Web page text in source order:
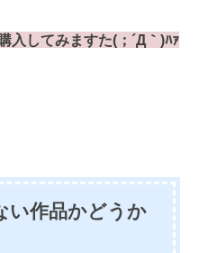
入してみますた(；´Д｀)ﾊｧ
い作品かどうか